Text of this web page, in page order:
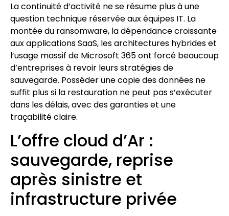
La continuité d’activité ne se résume plus à une
question technique réservée aux équipes IT. La
montée du ransomware, la dépendance croissante
aux applications SaaS, les architectures hybrides et
l’usage massif de Microsoft 365 ont forcé beaucoup
d’entreprises à revoir leurs stratégies de
sauvegarde. Posséder une copie des données ne
suffit plus si la restauration ne peut pas s’exécuter
dans les délais, avec des garanties et une
traçabilité claire.
L’offre cloud d’Ar :
sauvegarde, reprise
après sinistre et
infrastructure privée